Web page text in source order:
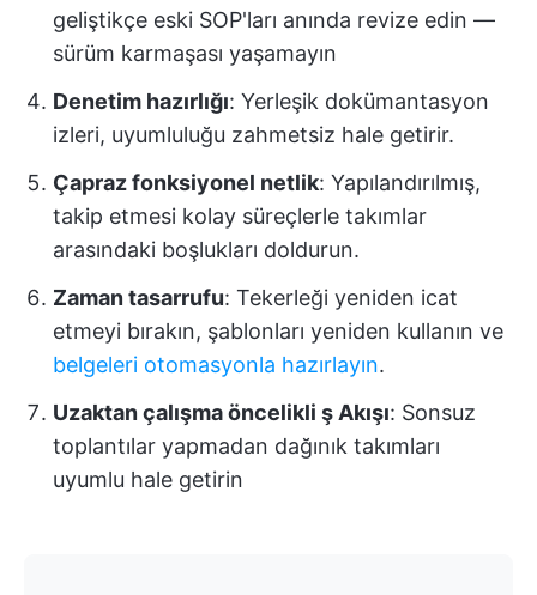
geliştikçe eski SOP'ları anında revize edin —
sürüm karmaşası yaşamayın
Denetim hazırlığı: Yerleşik dokümantasyon
izleri, uyumluluğu zahmetsiz hale getirir.
Çapraz fonksiyonel netlik: Yapılandırılmış,
takip etmesi kolay süreçlerle takımlar
arasındaki boşlukları doldurun.
Zaman tasarrufu: Tekerleği yeniden icat
etmeyi bırakın, şablonları yeniden kullanın ve
belgeleri otomasyonla hazırlayın.
Uzaktan çalışma öncelikli ş Akışı: Sonsuz
toplantılar yapmadan dağınık takımları
uyumlu hale getirin